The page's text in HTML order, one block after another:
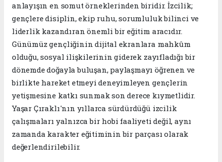
anlayışın en somut örneklerinden biridir. İzcilik;
gençlere disiplin, ekip ruhu, sorumluluk bilinci ve
liderlik kazandıran önemli bir eğitim aracıdır.
Günümüz gençliğinin dijital ekranlara mahkûm
olduğu, sosyal ilişkilerinin giderek zayıfladığı bir
dönemde doğayla buluşan, paylaşmayı öğrenen ve
birlikte hareket etmeyi deneyimleyen gençlerin
yetişmesine katkı sunmak son derece kıymetlidir.
Yaşar Çıraklı'nın yıllarca sürdürdüğü izcilik
çalışmaları yalnızca bir hobi faaliyeti değil, aynı
zamanda karakter eğitiminin bir parçası olarak
değerlendirilebilir.